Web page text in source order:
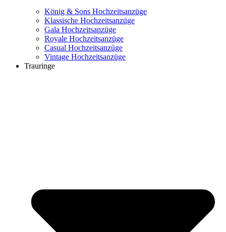
König & Sons Hochzeitsanzüge
Klassische Hochzeitsanzüge
Gala Hochzeitsanzüge
Royale Hochzeitsanzüge
Casual Hochzeitsanzüge
Vintage Hochzeitsanzüge
Trauringe